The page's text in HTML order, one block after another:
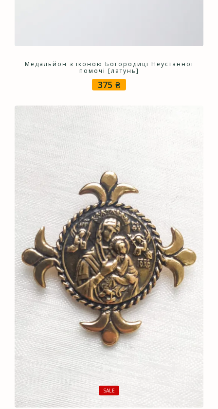
Медальйон з іконою Богородиці Неустанної
помочі [латунь]
375 ₴
SALE